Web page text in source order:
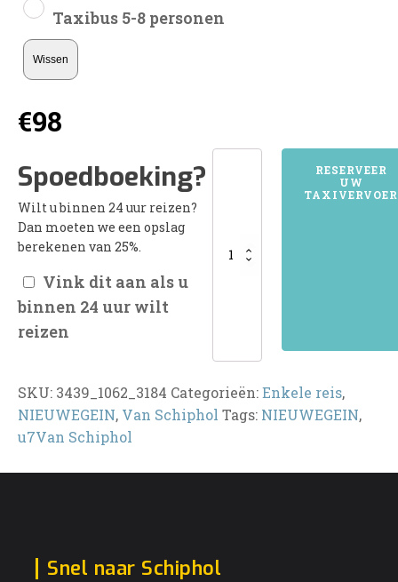
Taxibus 5-8 personen
Wissen
€98
Spoedboeking?
Wilt u binnen 24 uur reizen?
Dan moeten we een opslag
berekenen van 25%.
Vink dit aan als u
binnen 24 uur wilt
reizen
3439NIEUWEGEIN
RESERVEER
UW
TAXIVERVOER
SKU: 3439_1062_3184 Categorieën:Enkele reis,
NIEUWEGEIN, Van Schiphol Tags: NIEUWEGEIN,
u7Van Schiphol
Snel naar Schiphol